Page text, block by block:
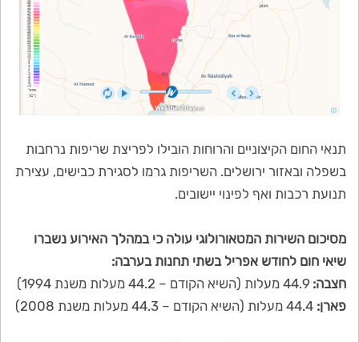
תנאי החום הקיצוניים והרוחות הובילו לפריצת שריפות נרחבות
בשפלה ובאזור ירושלים. השריפות גרמו לסגירת כבישים, עצירת
תנועת רכבות ואף לפינוי יישובים.
מסיכום השירות המטאורולוגי עולה כי במהלך האירוע נשברו
שיאי חום לחודש אפריל בשתי תחנות בערבה:
חצבה:
פארן: